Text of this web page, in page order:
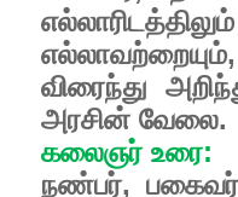
எல்லாரிடத்திலும்
எல்லாவற்றையும்
விரைந்து
அரசின் வேலை.
கலைஞர் உரை:
நண்பர், பகைவர்